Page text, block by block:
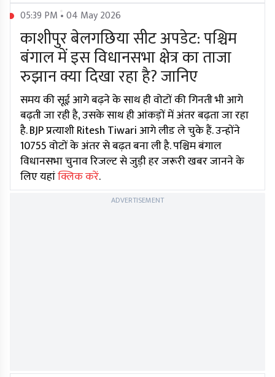
05:39 PM • 04 May 2026
काशीपुर बेलगछिया सीट अपडेट: पश्चिम
बंगाल में इस विधानसभा क्षेत्र का ताजा
रुझान क्या दिखा रहा है? जानिए
समय की सूई आगे बढ़ने के साथ ही वोटों की गिनती भी आगे
बढ़ती जा रही है, उसके साथ ही आंकड़ों में अंतर बढ़ता जा रहा
है. BJP प्रत्याशी Ritesh Tiwari आगे लीड ले चुके हैं. उन्होंने
10755 वोटों के अंतर से बढ़त बना ली है. पश्चिम बंगाल
विधानसभा चुनाव रिजल्ट से जुड़ी हर जरूरी खबर जानने के
लिए यहांक्लिक करें.
ADVERTISEMENT